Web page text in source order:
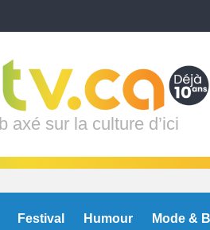
axé sur la culture d’ici
Festival Humour Mode &